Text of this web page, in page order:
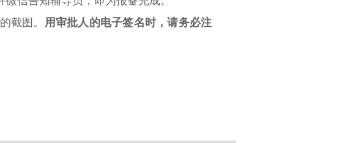
截图。 用审批人的电子签名时，请务必注